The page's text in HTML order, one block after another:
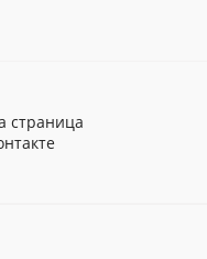
страница